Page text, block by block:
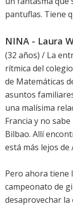
pantuflas. Tiene
NINA - Laura
(32 años) / La
rítmica del
de Matemáticas
asuntos
una malísima
Francia y no
Bilbao. Allí
está más lejos de
Pero ahora tiene
campeonato de
desaprovechar